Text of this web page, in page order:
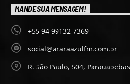
MANDE SUA MENSAGEM!
+55 94 99132-7369
social@araraazulfm.com.br
R. São Paulo, 504, Parauapebas